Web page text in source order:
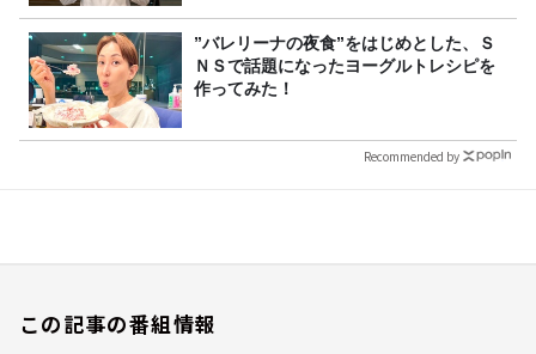
”バレリーナの夜食”をはじめとした、Ｓ
ＮＳで話題になったヨーグルトレシピを
作ってみた！
Recommended by
この記事の番組情報